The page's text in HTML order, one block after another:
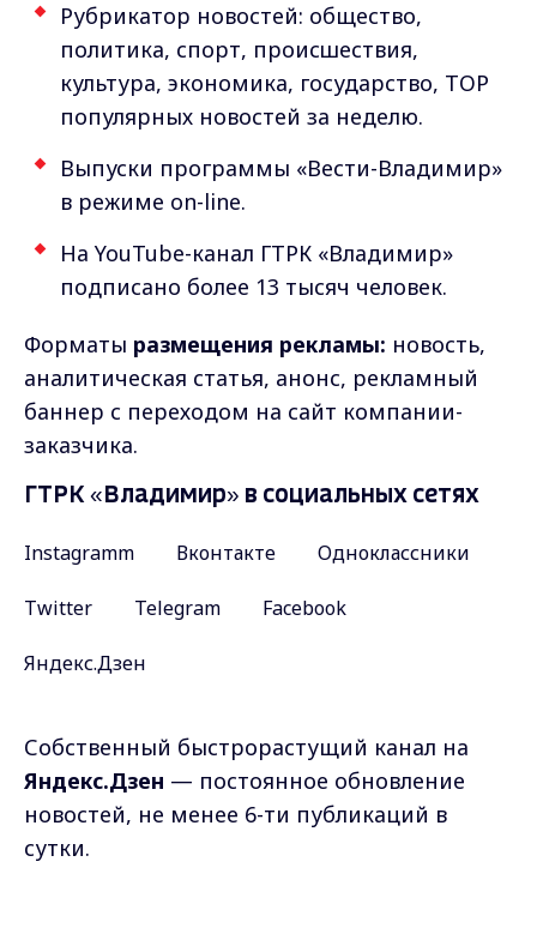
Рубрикатор новостей: общество,
политика, спорт, происшествия,
культура, экономика, государство, ТОР
популярных новостей за неделю.
Выпуски программы «Вести-Владимир»
в режиме on-line.
На YouTube-канал ГТРК «Владимир»
подписано более 13 тысяч человек.
Форматы размещения рекламы: новость,
аналитическая статья, анонс, рекламный
баннер с переходом на сайт компании-
заказчика.
ГТРК «Владимир» в социальных сетях
Instagramm Вконтакте Одноклассники
Twitter Telegram Facebook
Яндекс.Дзен
Собственный быстрорастущий канал на
Яндекс.Дзен — постоянное обновление
новостей, не менее 6-ти публикаций в
сутки.